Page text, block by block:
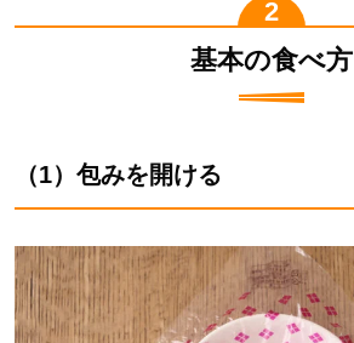
基本の食べ方
（1）包みを開ける